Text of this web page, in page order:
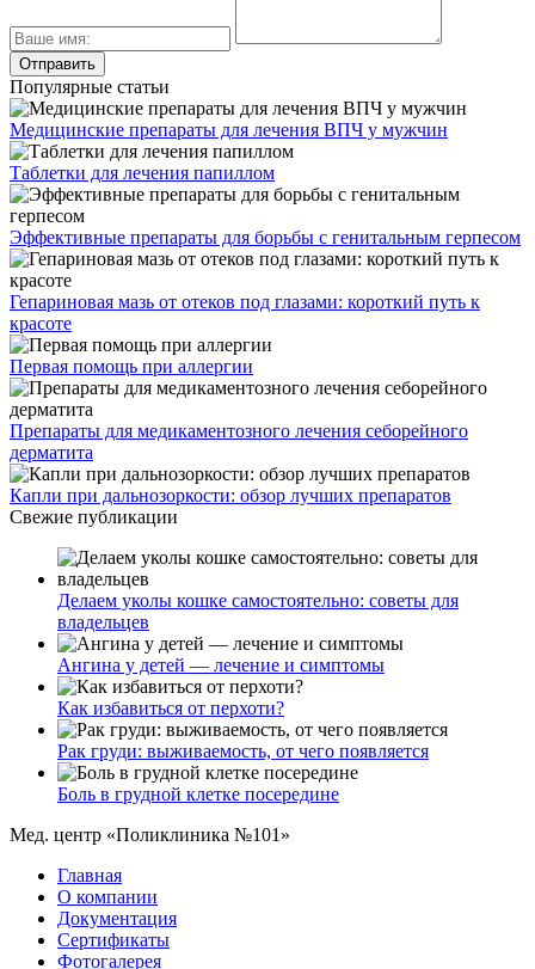
Популярные статьи
Медицинские препараты для лечения ВПЧ у мужчин
Таблетки для лечения папиллом
Эффективные препараты для борьбы с генитальным герпесом
Гепариновая мазь от отеков под глазами: короткий путь к
красоте
Первая помощь при аллергии
Препараты для медикаментозного лечения себорейного
дерматита
Капли при дальнозоркости: обзор лучших препаратов
Свежие публикации
Делаем уколы кошке самостоятельно: советы для
владельцев
Ангина у детей — лечение и симптомы
Как избавиться от перхоти?
Рак груди: выживаемость, от чего появляется
Боль в грудной клетке посередине
Мед. центр «Поликлиника №101»
Главная
О компании
Документация
Сертификаты
Фотогалерея